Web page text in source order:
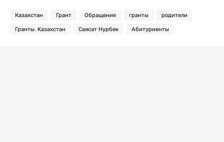
Казахстан Грант Обращение гранты родители
Гранты. Казахстан Саясат Нурбек Абитуриенты